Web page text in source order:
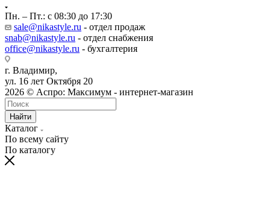
Пн. – Пт.: с 08:30 до 17:30
sale@nikastyle.ru - отдел продаж
snab@nikastyle.ru - отдел снабжения
office@nikastyle.ru - бухгалтерия
г. Владимир,
ул. 16 лет Октября 20
2026 © Аспро: Максимум - интернет-магазин
Найти
Каталог
По всему сайту
По каталогу